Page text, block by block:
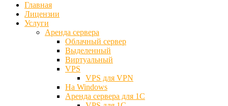
Главная
Лицензии
Услуги
Аренда сервера
Облачный сервер
Выделенный
Виртуальный
VPS
VPS для VPN
На Windows
Аренда сервера для 1С